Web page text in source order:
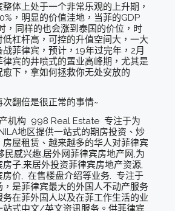
体上处于一个非常乐观的上升期，
，明显的价值洼地，当菲的GDP
，同样的也会涨到泰国的价位，时
杠杆高，可控的升值空间大，一大
菲律宾，预计，19年过完年，2月
宾的井喷式的置业高峰期，尤其是
愈下，拿如何拯救你无处安放的
翻倍是很正常的事情~
机构 998 Real Estate 专注于为
地区提供一站式的期房投资、炒
屋租赁、越来越多的华人对菲律宾
民感兴趣,居外网菲律宾房地产网,为
子,来居外投资菲律宾房地产资源,
房价, 在售楼盘介绍等业务. 专注于
是菲律宾最大的外国人不动产服务
在菲外国人以及在菲工作生活的业
站式中文/英文资讯服务。供菲律宾